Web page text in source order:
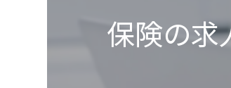
保険の求